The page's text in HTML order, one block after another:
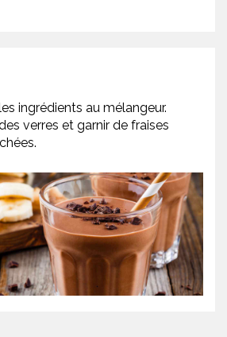
ingrédients au mélangeur.
verres et garnir de fraises